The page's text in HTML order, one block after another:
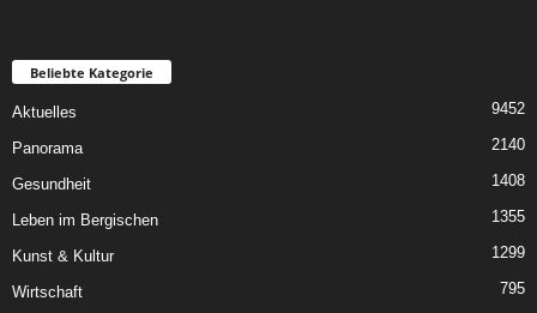
Beliebte Kategorie
Aktuelles 9452
Panorama 2140
Gesundheit 1408
Leben im Bergischen 1355
Kunst & Kultur 1299
Wirtschaft 795